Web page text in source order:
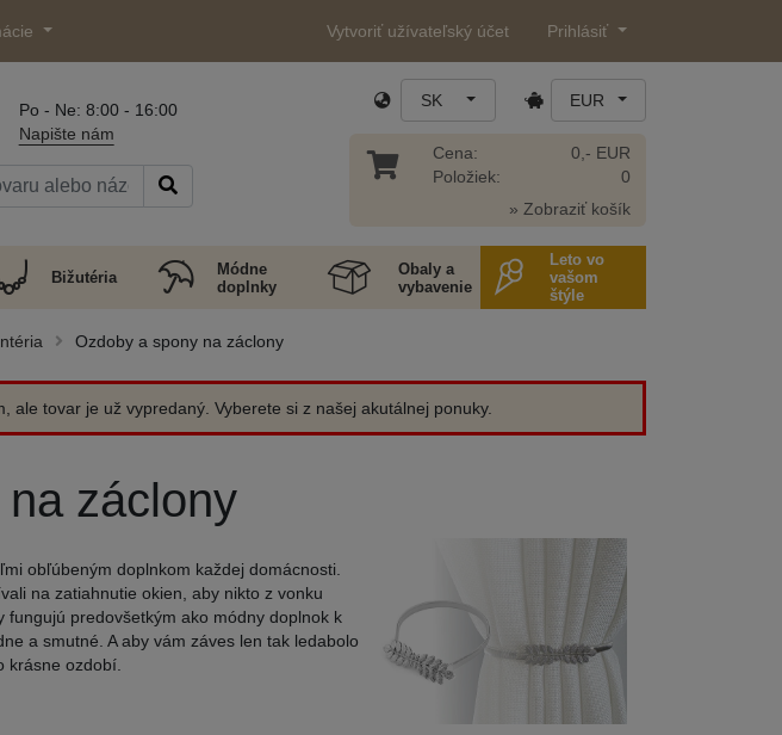
Vytvoriť užívateľský účet Prihlásiť
Po - Ne: 8:00 - 16:00
Napište nám
SK EUR
Cena:
Položiek:
0,- EUR
0
» Zobraziť košík
Bižutéria
Módne
doplnky
Obaly a
vybavenie
Leto vo
vašom
štýle
Ozdoby a spony na záclony
ale tovar je už vypredaný. Vyberete si z našej akutálnej ponuky.
záclony
obľúbeným doplnkom každej domácnosti.
na zatiahnutie okien, aby nikto z vonku
predovšetkým ako módny doplnok k
a smutné. A aby vám záves len tak ledabolo
krásne ozdobí.